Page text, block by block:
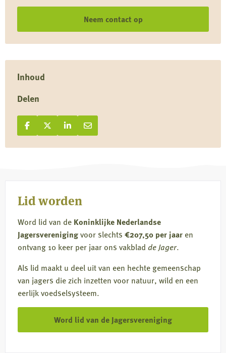
Neem contact op
Inhoud
Delen
Deel op Facebook
Deel
op
Deel op X
Deel
op
Deel op LinkedIn
Deel
op
Deel via e-mail
Deel
via
Lid worden
Word lid van de Koninklijke Nederlandse
Jagersverenigingvoor slechts €207,50 per jaar en
ontvang 10 keer per jaar ons vakblad de Jager.
Als lid maakt u deel uit van een hechte gemeenschap
van jagers die zich inzetten voor natuur, wild en een
eerlijk voedselsysteem.
Word lid van de Jagersvereniging